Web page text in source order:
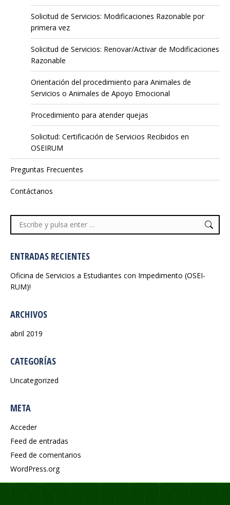
Solicitud de Servicios: Modificaciones Razonable por
primera vez
Solicitud de Servicios: Renovar/Activar de Modificaciones
Razonable
Orientación del procedimiento para Animales de
Servicios o Animales de Apoyo Emocional
Procedimiento para atender quejas
Solicitud: Certificación de Servicios Recibidos en
OSEIRUM
Preguntas Frecuentes
Contáctanos
Buscar:
ENTRADAS RECIENTES
Oficina de Servicios a Estudiantes con Impedimento (OSEI-
RUM)!
ARCHIVOS
abril 2019
CATEGORÍAS
Uncategorized
META
Acceder
Feed de entradas
Feed de comentarios
WordPress.org